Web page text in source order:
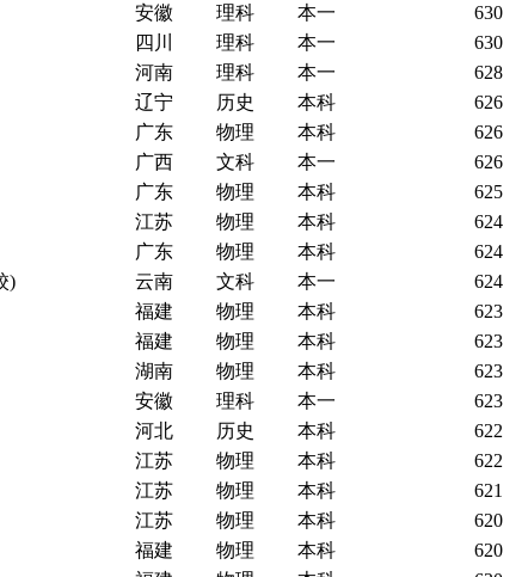
安徽 理科 本一 630
四川 理科 本一 630
河南 理科 本一 628
辽宁 历史 本科 626
广东 物理 本科 626
广西 文科 本一 626
广东 物理 本科 625
江苏 物理 本科 624
广东 物理 本科 624
) 云南 文科 本一 624
福建 物理 本科 623
福建 物理 本科 623
湖南 物理 本科 623
安徽 理科 本一 623
河北 历史 本科 622
江苏 物理 本科 622
江苏 物理 本科 621
江苏 物理 本科 620
福建 物理 本科 620